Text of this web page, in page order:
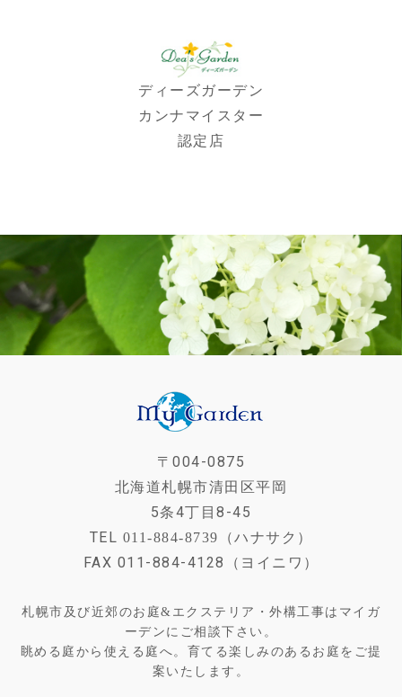
ディーズガーデン
カンナマイスター
認定店
〒004-0875
北海道札幌市清田区平岡
5条4丁目8-45
TEL 011-884-8739（ハナサク）
FAX 011-884-4128（ヨイニワ）
札幌市及び近郊のお庭&エクステリア・外構工事はマイガ
ーデンにご相談下さい。
眺める庭から使える庭へ。育てる楽しみのあるお庭をご提
案いたします。